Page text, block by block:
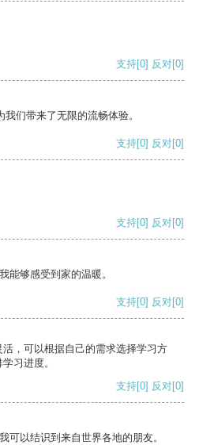
支持[0] 反对[0]
们带来了无限的流畅体验。
支持[0] 反对[0]
支持[0] 反对[0]
能够感受到家的温暖。
支持[0] 反对[0]
，可以根据自己的需求选择学习方
习进度。
支持[0] 反对[0]
可以结识到来自世界各地的朋友。